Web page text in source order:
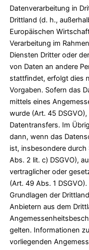
Datenverarbeitung in
Drittland (d. h.,
Europäischen
Verarbeitung im
Diensten Dritter oder
von Daten an andere
stattfindet, erfolgt dies
Vorgaben. Sofern das
mittels eines
wurde (Art. 45
Datentransfers. Im
dann, wenn das
ist, insbesondere
Abs. 2 lit. c) DSGVO),
vertraglicher oder
(Art. 49 Abs. 1
Grundlagen der
Anbietern aus dem
gelten. Informationen
vorliegenden